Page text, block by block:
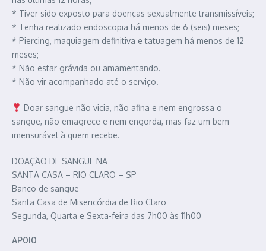
* Tiver sido exposto para doenças sexualmente transmissíveis;
* Tenha realizado endoscopia há menos de 6 (seis) meses;
* Piercing, maquiagem definitiva e tatuagem há menos de 12
meses;
* Não estar grávida ou amamentando.
* Não vir acompanhado até o serviço.
Doar sangue não vicia, não afina e nem engrossa o
sangue, não emagrece e nem engorda, mas faz um bem
imensurável à quem recebe.
DOAÇÃO DE SANGUE NA
SANTA CASA – RIO CLARO – SP
Banco de sangue
Santa Casa de Misericórdia de Rio Claro
Segunda, Quarta e Sexta-feira das 7h00 às 11h00
APOIO